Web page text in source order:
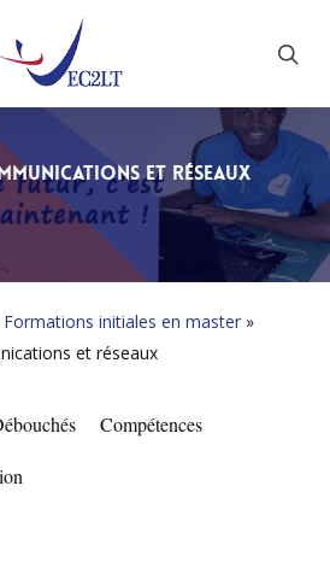
et réseaux
Formations initiales en master»
et réseaux
Compétences